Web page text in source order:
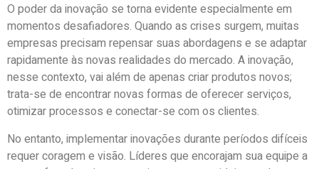
O poder da inovação se torna evidente especialmente em
momentos desafiadores. Quando as crises surgem, muitas
empresas precisam repensar suas abordagens e se adaptar
rapidamente às novas realidades do mercado. A inovação,
nesse contexto, vai além de apenas criar produtos novos;
trata-se de encontrar novas formas de oferecer serviços,
otimizar processos e conectar-se com os clientes.
No entanto, implementar inovações durante períodos difíceis
requer coragem e visão. Líderes que encorajam sua equipe a